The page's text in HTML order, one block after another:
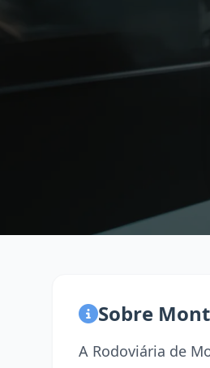
Sobre
A Rodoviária de